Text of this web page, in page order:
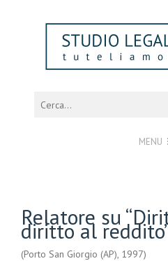
MENU
Relatore su
diritto al
(Porto San Giorgio (AP), 1997)